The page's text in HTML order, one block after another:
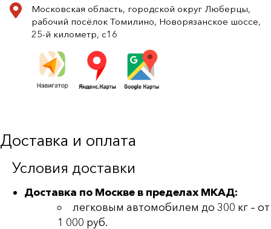
Московская область, городской округ Люберцы,
рабочий посёлок Томилино, Новорязанское шоссе,
25-й километр, с16
Доставка и оплата
Условия доставки
Доставка по Москве в пределах МКАД:
легковым автомобилем до 300 кг – от
1 000 руб.